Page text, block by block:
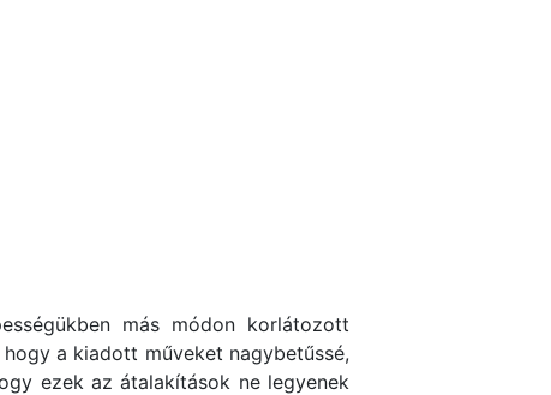
más módon korlátozott
a kiadott műveket nagybetűssé,
ezek az átalakítások ne legyenek